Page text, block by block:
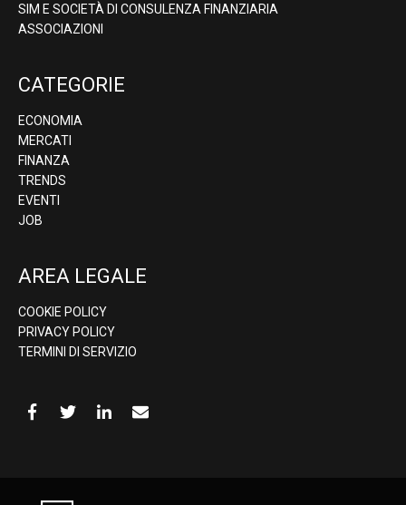
SIM E SOCIETÀ DI CONSULENZA FINANZIARIA
ASSOCIAZIONI
CATEGORIE
ECONOMIA
MERCATI
FINANZA
TRENDS
EVENTI
JOB
AREA LEGALE
COOKIE POLICY
PRIVACY POLICY
TERMINI DI SERVIZIO